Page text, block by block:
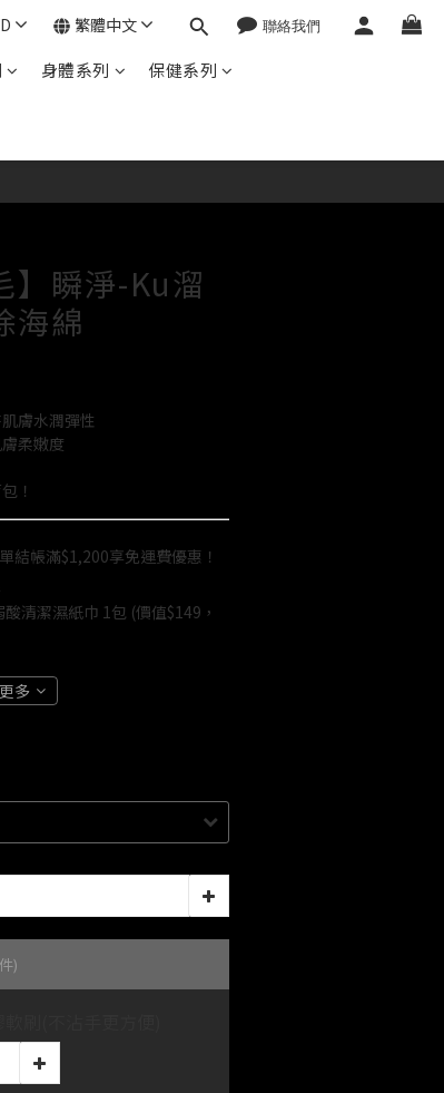
身體系列
保健系列
繁體中文
】瞬淨-Ku溜
海綿
膚水潤彈性
柔嫩度
！
結帳滿$1,200享免運費優惠！
清潔濕紙巾 1包 (價值$149，
多
)